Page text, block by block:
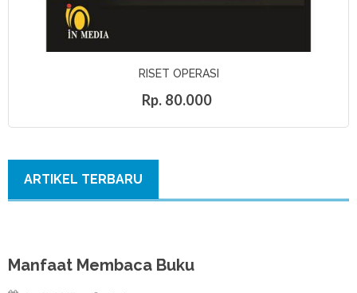
RISET OPERASI
Rp. 80.000
ARTIKEL TERBARU
Manfaat Membaca Buku